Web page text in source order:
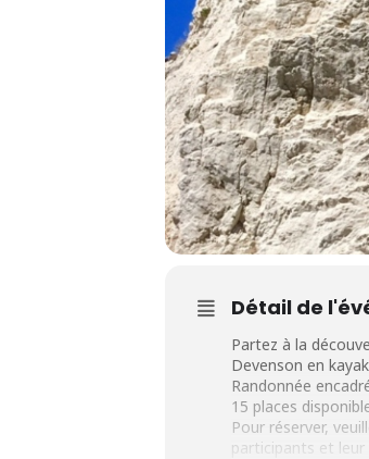
Détail de
Partez à la
Devenson en
Randonnée
15 places
Pour réserver,
participants et leur